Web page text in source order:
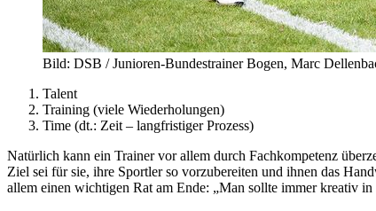
Bild: DSB / Junioren-Bundestrainer Bogen, Marc
Talent
Training (viele Wiederholungen)
Time (dt.: Zeit – langfristiger Prozess)
Natürlich kann ein Trainer vor allem durch Fachkompetenz
Ziel sei für sie, ihre Sportler so vorzubereiten und ihnen das
allem einen wichtigen Rat am Ende: „Man sollte immer kreativ